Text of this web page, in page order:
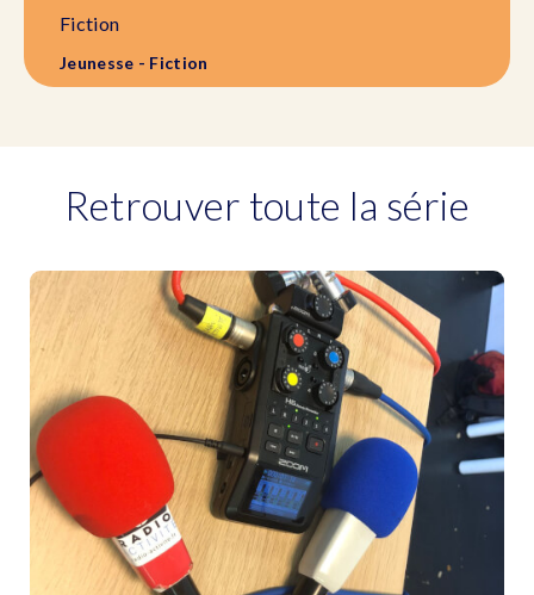
Fiction
Jeunesse - Fiction
Retrouver toute la série